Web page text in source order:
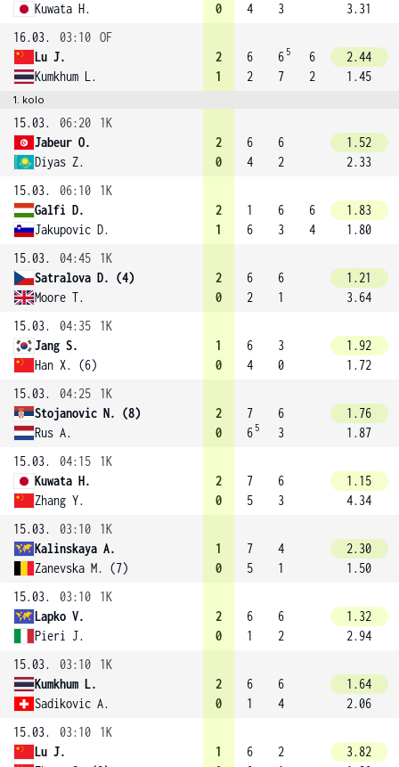
Kuwata H.
0
4
3
3.31
16.03.
03:10 OF
Lu J.
Kumkhum L.
2
1
6
2
6 5
7
6
2
2.44
1.45
1. kolo
15.03. 06:20
1K
Jabeur O.
Diyas Z.
2
0
6
4
6
2
1.52
2.33
15.03.
06:10
1K
Galfi D.
Jakupovic D.
2
1
1
6
6
3
6
4
1.83
1.80
15.03.
04:45
1K
Satralova D. (4)
Moore T.
2
0
6
2
6
1
1.21
3.64
15.03.
04:35
1K
Jang S.
Han X. (6)
1
0
6
4
3
0
1.92
1.72
15.03.
04:25
1K
Stojanovic N. (8)
Rus A.
2
0
7
6 5
6
3
1.76
1.87
15.03.
04:15
1K
Kuwata H.
Zhang Y.
2
0
7
5
6
3
1.15
4.34
15.03.
03:10
1K
Kalinskaya A.
Zanevska M. (7)
1
0
7
5
4
1
2.30
1.50
15.03.
03:10
1K
Lapko V.
Pieri J.
2
0
6
1
6
2
1.32
2.94
15.03.
03:10
1K
Kumkhum L.
Sadikovic A.
2
0
6
1
6
4
1.64
2.06
15.03.
03:10
1K
Lu J.
1
6
2
3.82